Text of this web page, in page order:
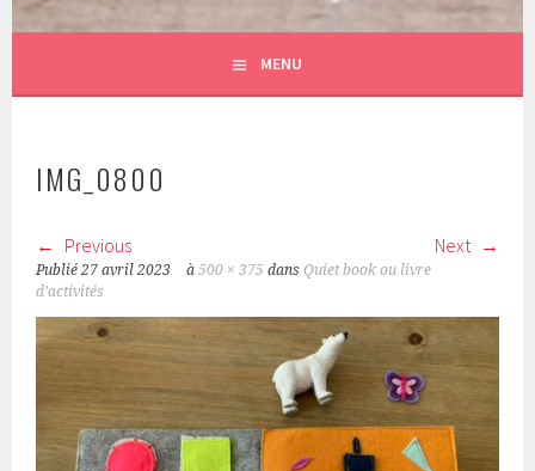
MENU
IMG_0800
Previous Next
Publié27 avril 2023 à500 × 375 dansQuiet book ou livre
d’activités